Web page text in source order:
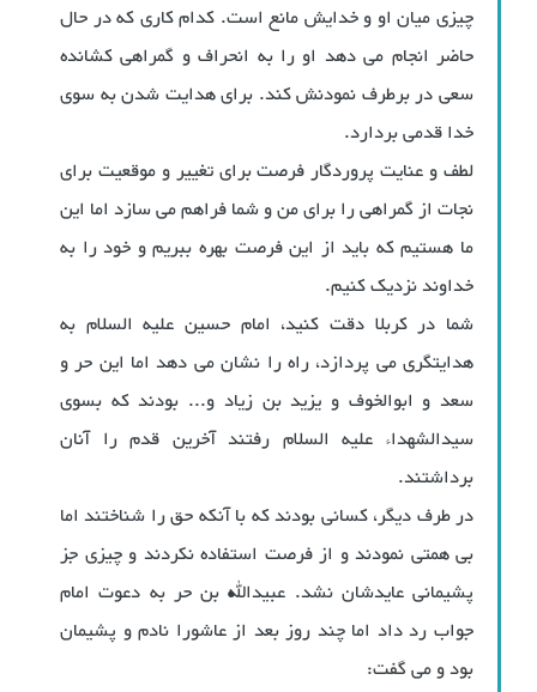
چیزی میان او و خدایش مانع است. کدام کاری که در حال
حاضر انجام می دهد او را به انحراف و گمراهی کشانده
سعی در برطرف نمودنش کند. برای هدایت شدن به سوی
خدا قدمی بردارد.
لطف و عنایت پروردگار فرصت برای تغییر و موقعیت برای
نجات از گمراهی را برای من و شما فراهم می سازد اما این
ما هستیم که باید از این فرصت بهره ببریم و خود را به
خداوند نزدیک کنیم.
شما در کربلا دقت کنید، امام حسین علیه السلام به
هدایتگری می پردازد، راه را نشان می دهد اما این حر و
سعد و ابوالخوف و یزید بن زیاد و... بودند که بسوی
سیدالشهداء علیه السلام رفتند آخرین قدم را آنان
برداشتند.
در طرف دیگر، کسانی بودند که با آنکه حق را شناختند اما
بی همتی نمودند و از فرصت استفاده نکردند و چیزی جز
پشیمانی عایدشان نشد. عبیدالله بن حر به دعوت امام
جواب رد داد اما چند روز بعد از عاشورا نادم و پشیمان
بود و می گفت: